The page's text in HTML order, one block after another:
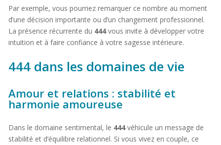
Par exemple, vous pourriez remarquer ce nombre au moment
d’une décision importante ou d’un changement professionnel.
La présence récurrente du 444vous invite à développer votre
intuition et à faire confiance à votre sagesse intérieure.
444 dans les domaines de vie
Amour et relations : stabilité et
harmonie amoureuse
Dans le domaine sentimental, le 444véhicule un message de
stabilité et d’équilibre relationnel. Si vous vivez en couple, ce